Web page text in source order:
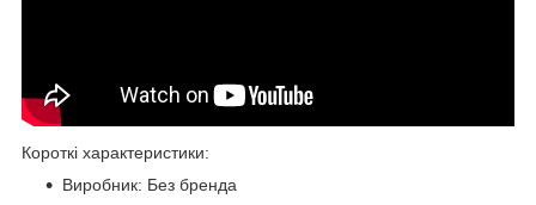
Короткі характеристики:
Виробник: Без бренда